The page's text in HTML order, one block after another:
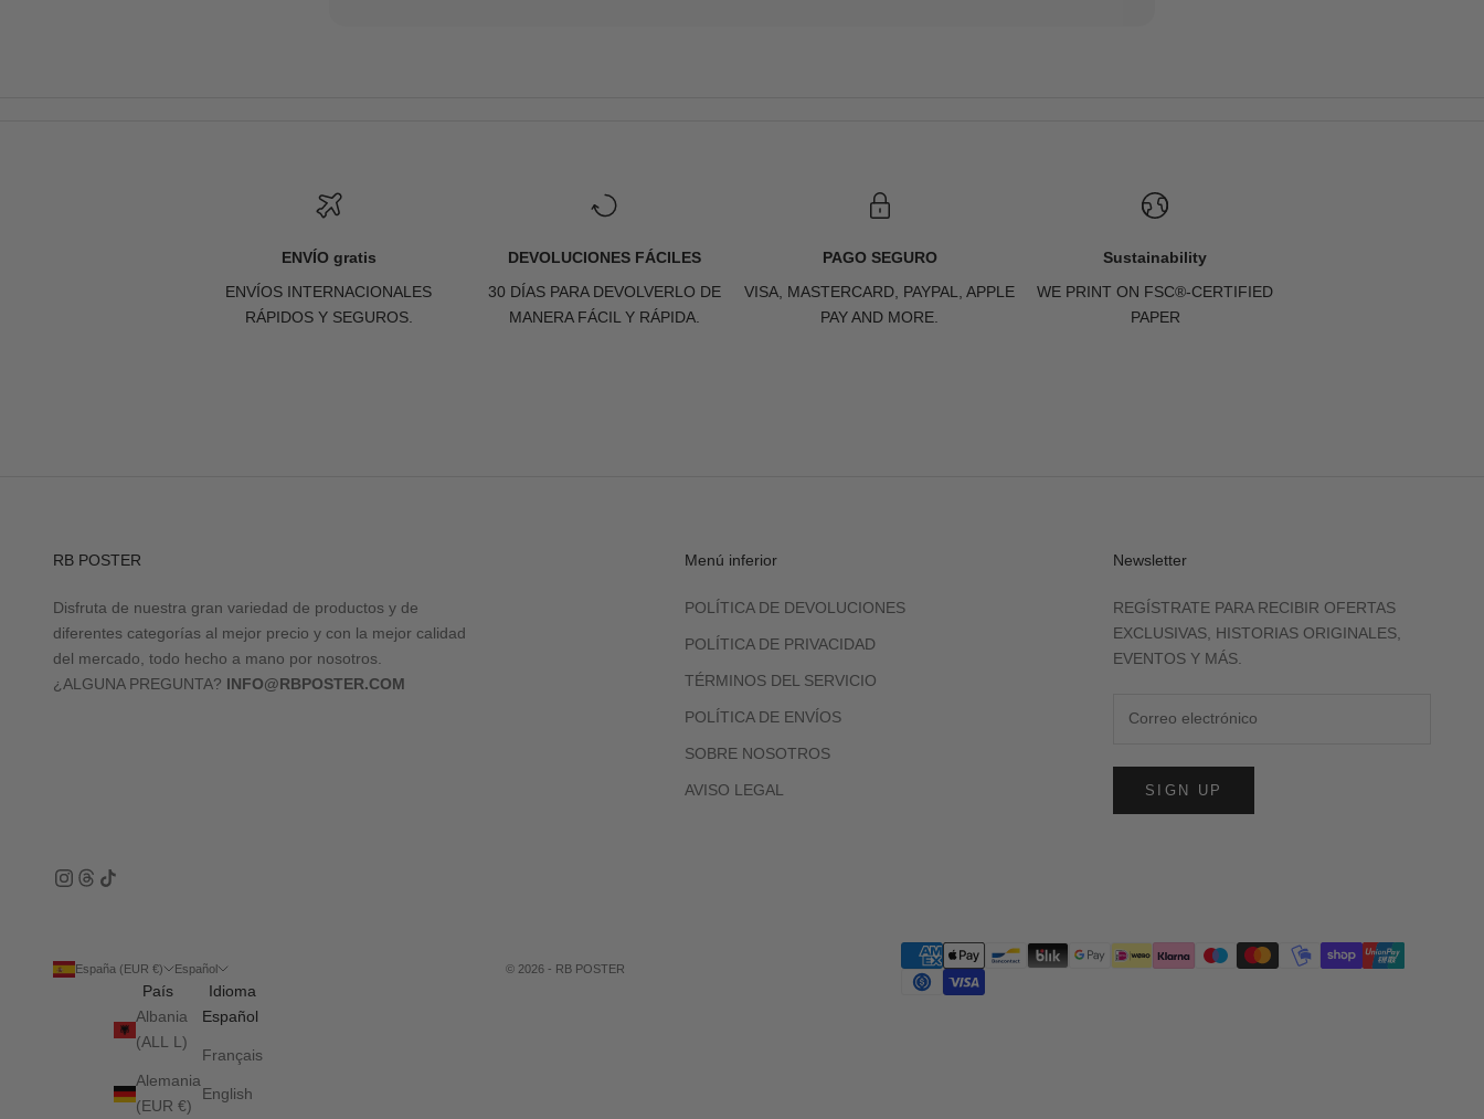
ENVÍO gratis
ENVÍOS INTERNACIONALES
RÁPIDOS Y SEGUROS.
DEVOLUCIONES FÁCILES
30 DÍAS PARA DEVOLVERLO DE
MANERA FÁCIL Y RÁPIDA.
PAGO SEGURO
VISA, MASTERCARD, PAYPAL, APPLE
PAY AND MORE.
Sustainability
WE PRINT ON FSC®-CERTIFIED
PAPER
RB POSTER
Disfruta de nuestra gran variedad de productos y de
diferentes categorías al mejor precio y con la mejor calidad
del mercado, todo hecho a mano por nosotros.
¿ALGUNA PREGUNTA? INFO@RBPOSTER.COM
Menú inferior
POLÍTICA DE DEVOLUCIONES
POLÍTICA DE PRIVACIDAD
TÉRMINOS DEL SERVICIO
POLÍTICA DE ENVÍOS
SOBRE NOSOTROS
AVISO LEGAL
Newsletter
REGÍSTRATE PARA RECIBIR OFERTAS
EXCLUSIVAS, HISTORIAS ORIGINALES,
EVENTOS Y MÁS.
SIGN UP
España (EUR €)
País
Albania
(ALL L)
Alemania
(EUR €)
Español
Idioma
Español
Français
English
© 2026 - RB POSTER